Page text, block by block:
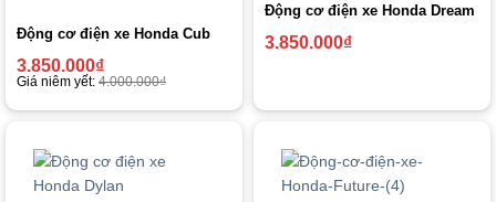
Động cơ điện xe Honda Cub
3.850.000₫
Giá niêm yết: 4.000.000₫
Động cơ điện xe Honda Dream
3.850.000₫